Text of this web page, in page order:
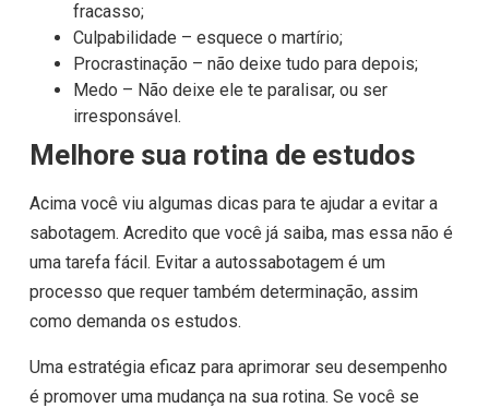
fracasso;
Culpabilidade – esquece o martírio;
Procrastinação – não deixe tudo para depois;
Medo – Não deixe ele te paralisar, ou ser
irresponsável.
Melhore sua rotina de estudos
Acima você viu algumas dicas para te ajudar a evitar a
sabotagem. Acredito que você já saiba, mas essa não é
uma tarefa fácil. Evitar a autossabotagem é um
processo que requer também determinação, assim
como demanda os estudos.
Uma estratégia eficaz para aprimorar seu desempenho
é promover uma mudança na sua rotina. Se você se